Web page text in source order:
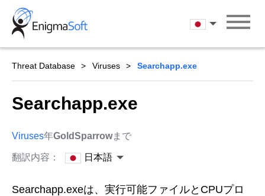
Skip
content
日本語
Threat Database Viruses Searchapp.exe
Searchapp.exe
Viruses年GoldSparrowまで
翻訳内容： 日本語
Searchapp.exeは、実行可能ファイルとCPUプロ